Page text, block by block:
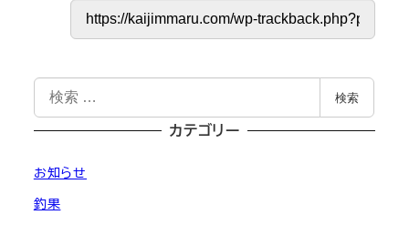
索
検索
カテゴリー
お知らせ
釣果